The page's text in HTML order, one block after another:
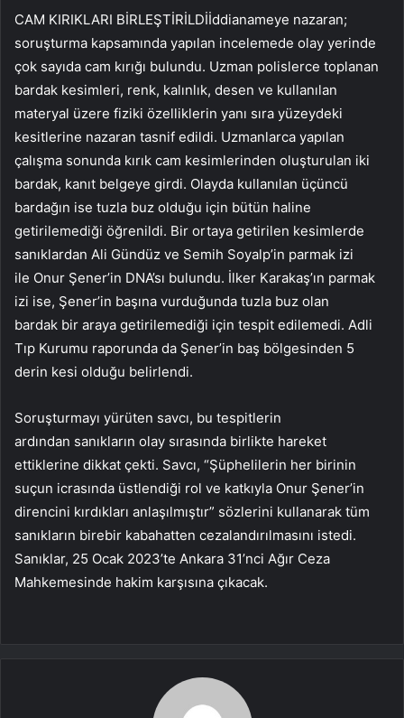
CAM KIRIKLARI BİRLEŞTİRİLDİİddianameye nazaran;
soruşturma kapsamında yapılan incelemede olay yerinde
çok sayıda cam kırığı bulundu. Uzman polislerce toplanan
bardak kesimleri, renk, kalınlık, desen ve kullanılan
materyal üzere fiziki özelliklerin yanı sıra yüzeydeki
kesitlerine nazaran tasnif edildi. Uzmanlarca yapılan
çalışma sonunda kırık cam kesimlerinden oluşturulan iki
bardak, kanıt belgeye girdi. Olayda kullanılan üçüncü
bardağın ise tuzla buz olduğu için bütün haline
getirilemediği öğrenildi. Bir ortaya getirilen kesimlerde
sanıklardan Ali Gündüz ve Semih Soyalp’in parmak izi
ile Onur Şener’in DNA’sı bulundu. İlker Karakaş’ın parmak
izi ise, Şener’in başına vurduğunda tuzla buz olan
bardak bir araya getirilemediği için tespit edilemedi. Adli
Tıp Kurumu raporunda da Şener’in baş bölgesinden 5
derin kesi olduğu belirlendi.
Soruşturmayı yürüten savcı, bu tespitlerin
ardından sanıkların olay sırasında birlikte hareket
ettiklerine dikkat çekti. Savcı, “Şüphelilerin her birinin
suçun icrasında üstlendiği rol ve katkıyla Onur Şener’in
direncini kırdıkları anlaşılmıştır” sözlerini kullanarak tüm
sanıkların birebir kabahatten cezalandırılmasını istedi.
Sanıklar, 25 Ocak 2023’te Ankara 31’nci Ağır Ceza
Mahkemesinde hakim karşısına çıkacak.